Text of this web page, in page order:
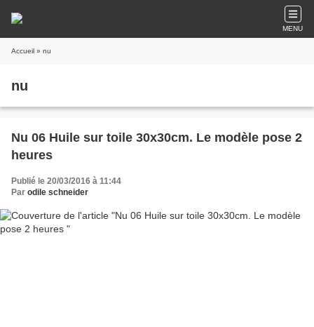
MENU
Accueil » nu
nu
Nu 06 Huile sur toile 30x30cm. Le modèle pose 2
heures
Publié le 20/03/2016 à 11:44
Par odile schneider